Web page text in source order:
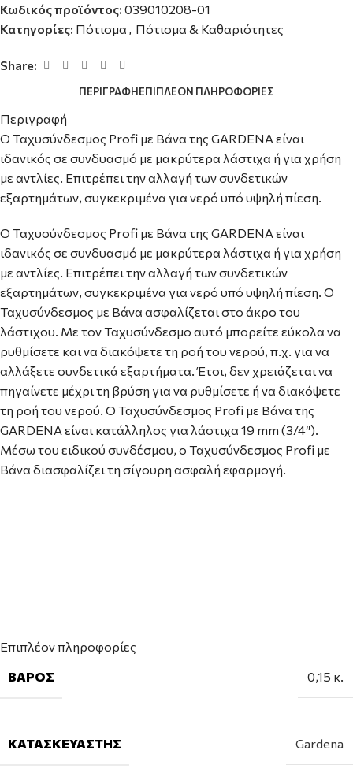
Κωδικός προϊόντος: 039010208-01
Κατηγορίες: Πότισμα , Πότισμα & Καθαριότητες
Share:
ΠΕΡΙΓΡΑΦΉΕΠΙΠΛΈΟΝ ΠΛΗΡΟΦΟΡΊΕΣ
Περιγραφή
Ο Ταχυσύνδεσμος Profi με Βάνα της GARDENA είναι
ιδανικός σε συνδυασμό με μακρύτερα λάστιχα ή για χρήση
με αντλίες. Επιτρέπει την αλλαγή των συνδετικών
εξαρτημάτων, συγκεκριμένα για νερό υπό υψηλή πίεση.
Ο Ταχυσύνδεσμος Profi με Βάνα της GARDENA είναι
ιδανικός σε συνδυασμό με μακρύτερα λάστιχα ή για χρήση
με αντλίες. Επιτρέπει την αλλαγή των συνδετικών
εξαρτημάτων, συγκεκριμένα για νερό υπό υψηλή πίεση. Ο
Ταχυσύνδεσμος με Βάνα ασφαλίζεται στο άκρο του
λάστιχου. Με τον Ταχυσύνδεσμο αυτό μπορείτε εύκολα να
ρυθμίσετε και να διακόψετε τη ροή του νερού, π.χ. για να
αλλάξετε συνδετικά εξαρτήματα. Έτσι, δεν χρειάζεται να
πηγαίνετε μέχρι τη βρύση για να ρυθμίσετε ή να διακόψετε
τη ροή του νερού. Ο Ταχυσύνδεσμος Profi με Βάνα της
GARDENA είναι κατάλληλος για λάστιχα 19 mm (3/4″).
Μέσω του ειδικού συνδέσμου, ο Ταχυσύνδεσμος Profi με
Βάνα διασφαλίζει τη σίγουρη ασφαλή εφαρμογή.
Επιπλέον πληροφορίες
ΒΆΡΟΣ
0,15 κ.
ΚΑΤΑΣΚΕΥΑΣΤΉΣ Gardena